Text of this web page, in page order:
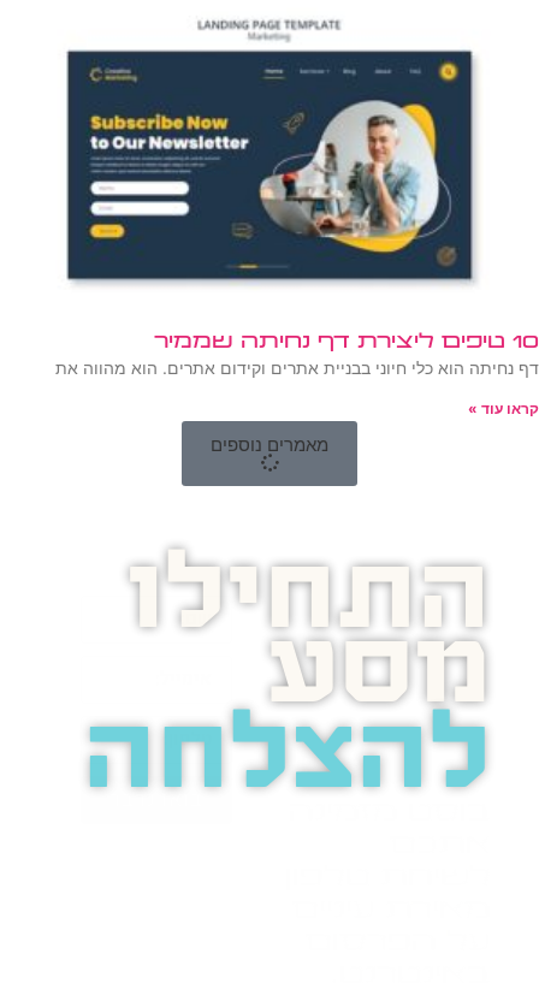
10 טיפים ליצירת דף נחיתה שממיר
דף נחיתה הוא כלי חיוני בבניית אתרים וקידום אתרים. הוא מהווה את
קראו עוד »
מאמרים נוספים
התחילו
מסע
להצלחה
בואו נדבר